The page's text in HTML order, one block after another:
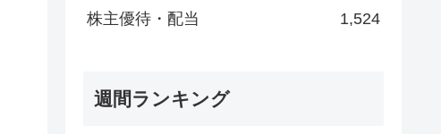
株主優待・配当 1,524
週間ランキング